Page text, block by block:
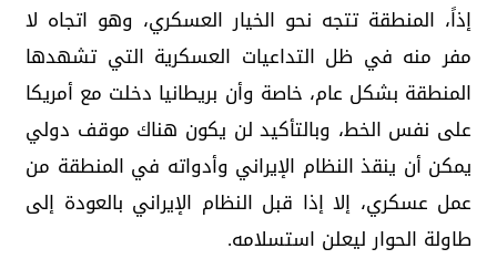
إذاً، المنطقة تتجه نحو الخيار العسكري، وهو اتجاه لا
مفر منه في ظل التداعيات العسكرية التي تشهدها
المنطقة بشكل عام، خاصة وأن بريطانيا دخلت مع أمريكا
على نفس الخط، وبالتأكيد لن يكون هناك موقف دولي
يمكن أن ينقذ النظام الإيراني وأدواته في المنطقة من
عمل عسكري، إلا إذا قبل النظام الإيراني بالعودة إلى
طاولة الحوار ليعلن استسلامه.